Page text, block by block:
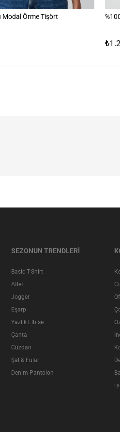
Modal Örme Tişört
SEZONUN TRENDLERİ
Basic T-Shirt
Atlet
Jogger
Eşarp
Yazlık Elbise
Çanta
Cüzdan
Şal & Fular
Denim Pantolon